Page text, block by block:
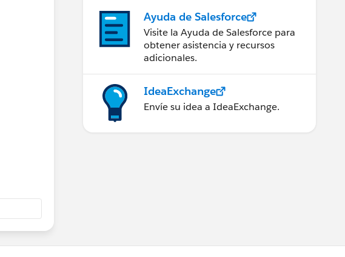
Ayuda de Salesforce
Visite la Ayuda de Salesforce para
obtener asistencia y recursos
adicionales.
IdeaExchange
Envíe su idea a IdeaExchange.